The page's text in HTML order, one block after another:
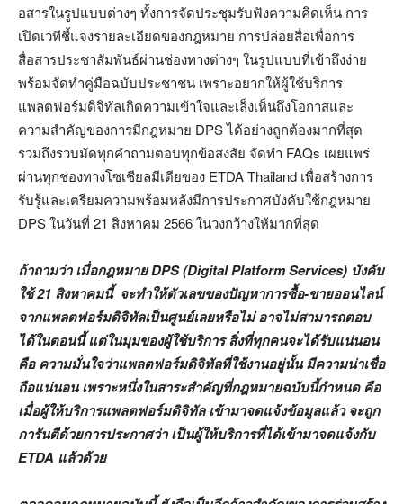
อสารในรูปแบบต่างๆ ทั้งการจัดประชุมรับฟังความคิดเห็น การ
เปิดเวทีชี้แจงรายละเอียดของกฎหมาย การปล่อยสื่อเพื่อการ
สื่อสารประชาสัมพันธ์ผ่านช่องทางต่างๆ ในรูปแบบที่เข้าถึงง่าย
พร้อมจัดทำคู่มือฉบับประชาชน เพราะอยากให้ผู้ใช้บริการ
แพลตฟอร์มดิจิทัลเกิดความเข้าใจและเล็งเห็นถึงโอกาสและ
ความสำคัญของการมีกฎหมาย DPS ได้อย่างถูกต้องมากที่สุด
รวมถึงรวบมัดทุกคำถามตอบทุกข้อสงสัย จัดทำ FAQs เผยแพร่
ผ่านทุกช่องทางโซเชียลมีเดียของ ETDA Thailand เพื่อสร้างการ
รับรู้และเตรียมความพร้อมหลังมีการประกาศบังคับใช้กฎหมาย
DPS ในวันที่ 21 สิงหาคม 2566 ในวงกว้างให้มากที่สุด
ถ้าถามว่า เมื่อกฎหมายDPS (Digital Platform Services) บังคับ
ใช้ 21 สิงหาคมนี้ จะทำให้ตัวเลขของปัญหาการซื้อ-ขายออนไลน์
จากแพลตฟอร์มดิจิทัลเป็นศูนย์เลยหรือไม่ อาจไม่สามารถตอบ
ได้ในตอนนี้ แต่ในมุมของผู้ใช้บริการ สิ่งที่ทุกคนจะได้รับแน่นอน
คือ ความมั่นใจว่าแพลตฟอร์มดิจิทัลที่ใช้งานอยู่นั้น มีความน่าเชื่อ
ถือแน่นอน เพราะหนึ่งในสาระสำคัญที่กฎหมายฉบับนี้กำหนด คือ
เมื่อผู้ให้บริการแพลตฟอร์มดิจิทัล เข้ามาจดแจ้งข้อมูลแล้ว จะถูก
การันตีด้วยการประกาศว่า เป็นผู้ให้บริการที่ได้เข้ามาจดแจ้งกับ
ETDA แล้วด้วย